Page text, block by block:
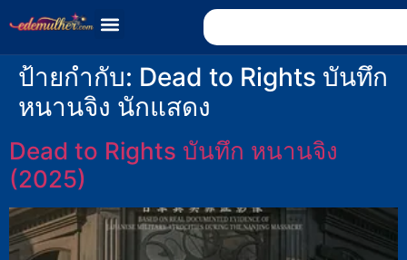
ป้ายกำกับ: Dead to Rights บันทึก
หนานจิง นักแสดง
Dead to Rights บันทึก หนานจิง
(2025)